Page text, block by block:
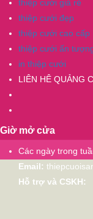
thiệp cưới giá rẻ
thiệp cưới đẹp
thiệp cưới cao cấp
thiệp cưới ấn
in thiệp cưới
LIÊN HÊ QUẢNG
Giờ mở cửa
Các ngày trong
Email:
Hỗ trợ và CSKH: